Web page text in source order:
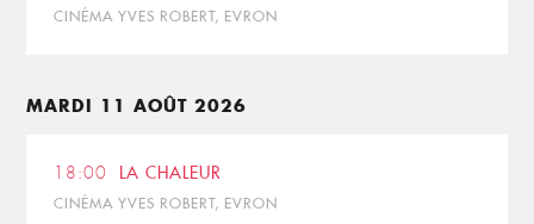
CINÉMA YVES ROBERT, EVRON
MARDI 11 AOÛT 2026
18:00 LA CHALEUR
CINÉMA YVES ROBERT, EVRON